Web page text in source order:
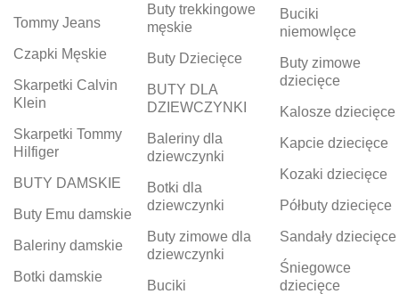
Tommy Jeans
Czapki Męskie
Skarpetki Calvin
Klein
Skarpetki Tommy
Hilfiger
BUTY DAMSKIE
Buty Emu damskie
Baleriny damskie
Botki damskie
Buty trekkingowe
męskie
Buty Dziecięce
BUTY DLA
DZIEWCZYNKI
Baleriny dla
dziewczynki
Botki dla
dziewczynki
Buty zimowe dla
dziewczynki
Buciki
Buciki
niemowlęce
Buty zimowe
dziecięce
Kalosze dziecięce
Kapcie dziecięce
Kozaki dziecięce
Półbuty dziecięce
Sandały dziecięce
Śniegowce
dziecięce